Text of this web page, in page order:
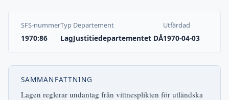
SFS-nummer
1970:86
Typ
Lag
Departement
Justitiedepartementet DÅ
Utfärdad
1970-04-03
SAMMANFATTNING
Lagen reglerar undantag från vittnesplikten för utländska